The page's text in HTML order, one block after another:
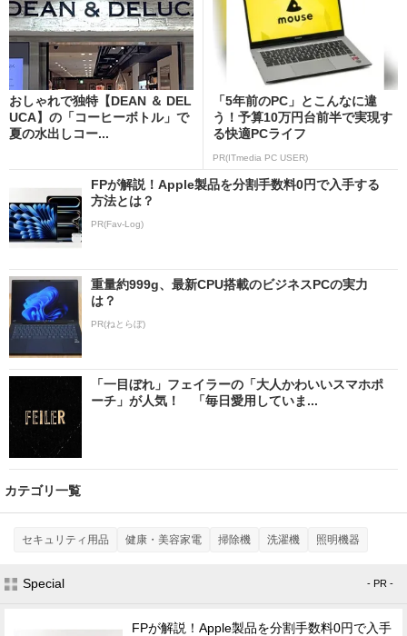
おしゃれで独特【DEAN ＆ DEL
UCA】の「コーヒーボトル」で
夏の水出しコー...
「5年前のPC」とこんなに違
う！予算10万円台前半で実現す
る快適PCライフ
PR(ITmedia PC USER)
FPが解説！Apple製品を分割手数料0円で入手する
方法とは？
PR(Fav-Log)
重量約999g、最新CPU搭載のビジネスPCの実力
は？
PR(ねとらぼ)
「一目ぼれ」フェイラーの「大人かわいいスマホポ
ーチ」が人気！ 「毎日愛用していま...
カテゴリ一覧
セキュリティ用品 健康・美容家電 掃除機 洗濯機 照明機器
Special - PR -
FPが解説！Apple製品を分割手数料0円で入手